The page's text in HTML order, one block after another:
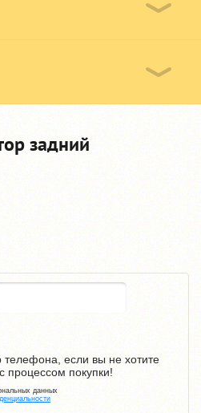
задний
телефона, если вы не хотите
процессом покупки!
данных